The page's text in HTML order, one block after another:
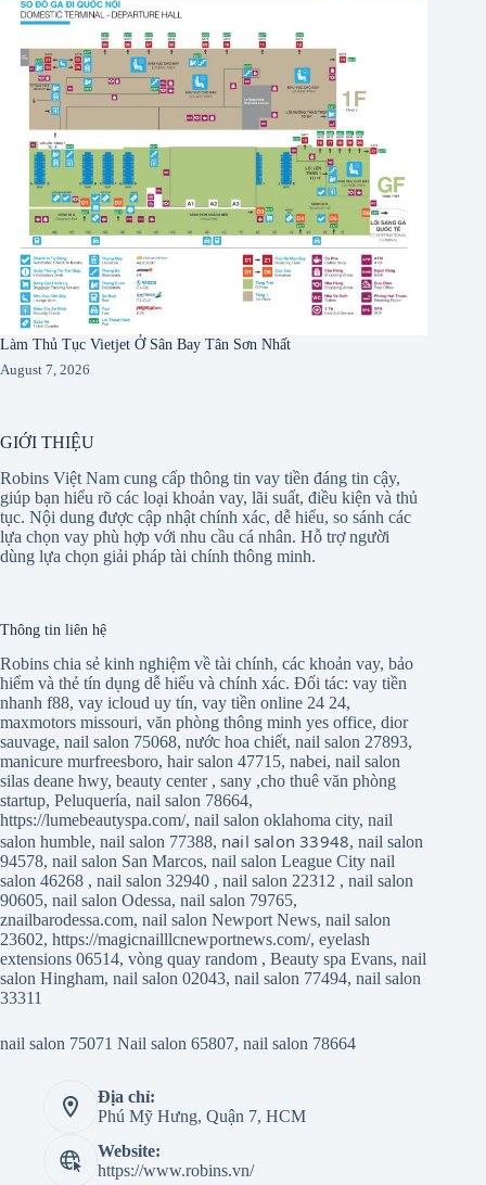
Làm Thủ Tục Vietjet Ở Sân Bay Tân Sơn Nhất
August 7, 2026
GIỚI THIỆU
Robins Việt Nam cung cấp thông tin vay tiền đáng tin cậy,
giúp bạn hiểu rõ các loại khoản vay, lãi suất, điều kiện và thủ
tục. Nội dung được cập nhật chính xác, dễ hiểu, so sánh các
lựa chọn vay phù hợp với nhu cầu cá nhân. Hỗ trợ người
dùng lựa chọn giải pháp tài chính thông minh.
Thông tin liên hệ
Robins chia sẻ kinh nghiệm về tài chính, các khoản vay, bảo
hiểm và thẻ tín dụng dễ hiểu và chính xác. Đối tác: vay tiền
nhanh f88, vay icloud uy tín, vay tiền online 24 24,
maxmotors missouri, văn phòng thông minh yes office, dior
sauvage, nail salon 75068, nước hoa chiết, nail salon 27893,
manicure murfreesboro, hair salon 47715, nabei, nail salon
silas deane hwy, beauty center, sany ,cho thuê văn phòng
startup, Peluquería, nail salon 78664,
https://lumebeautyspa.com/, nail salon oklahoma city, nail
salon humble, nail salon 77388, nail salon 33948,nail salon
94578, nail salon San Marcos, nail salon League City nail
salon 46268 , nail salon 32940 , nail salon 22312 , nail salon
90605, nail salon Odessa, nail salon 79765,
znailbarodessa.com, nail salon Newport News, nail salon
23602, https://magicnailllcnewportnews.com/, eyelash
extensions 06514, vòng quay random , Beauty spa Evans, nail
salon Hingham, nail salon 02043, nail salon 77494, nail salon
33311
nail salon 75071 Nail salon 65807, nail salon 78664
Địa chỉ:
Phú Mỹ Hưng, Quận 7, HCM
Website:
https://www.robins.vn/